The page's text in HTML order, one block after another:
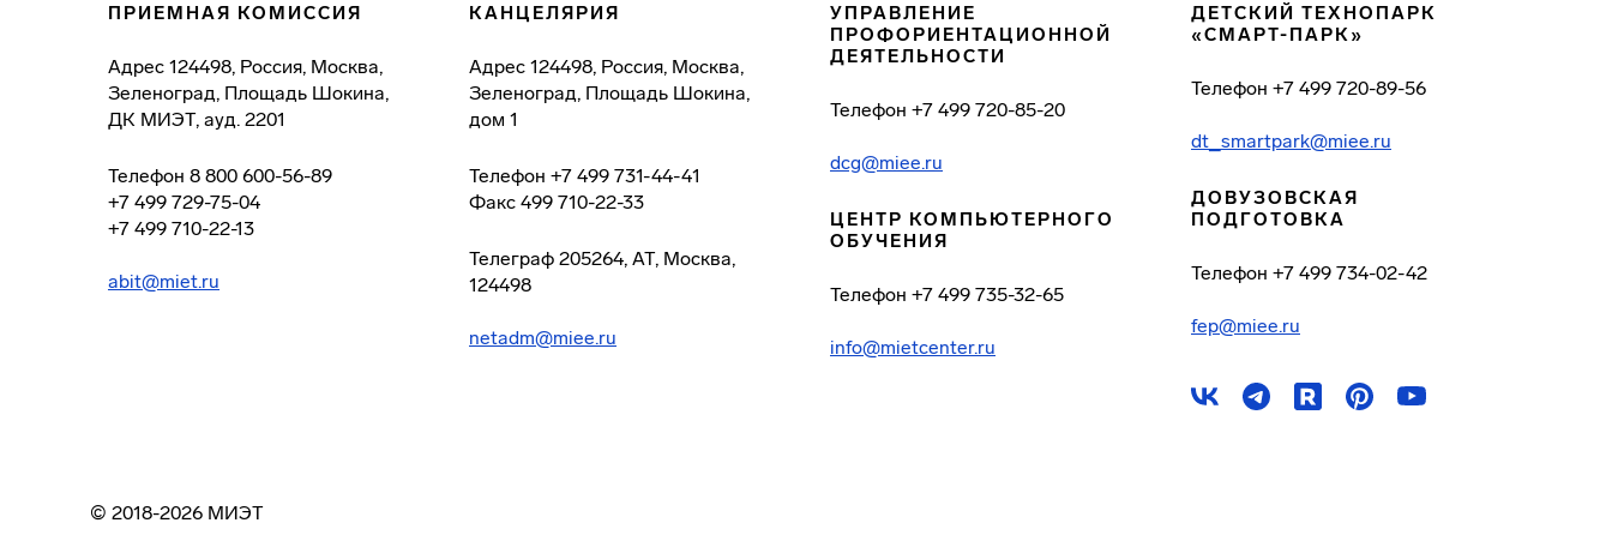
ПРИЕМНАЯ КОМИССИЯ
Адрес 124498, Россия, Москва,
Зеленоград, Площадь Шокина,
ДК МИЭТ, ауд. 2201
Телефон 8 800 600-56-89
+7 499 729-75-04
+7 499 710-22-13
abit@miet.ru
КАНЦЕЛЯРИЯ
Адрес 124498, Россия, Москва,
Зеленоград, Площадь Шокина,
дом 1
Телефон +7 499 731-44-41
Факс 499 710-22-33
Телеграф 205264, АТ, Москва,
124498
netadm@miee.ru
УПРАВЛЕНИЕ
ПРОФОРИЕНТАЦИОННОЙ
ДЕЯТЕЛЬНОСТИ
Телефон +7 499 720-85-20
dcg@miee.ru
ЦЕНТР КОМПЬЮТЕРНОГО
ОБУЧЕНИЯ
Телефон +7 499 735-32-65
info@mietcenter.ru
ДЕТСКИЙ ТЕХНОПАРК
«СМАРТ-ПАРК»
Телефон +7 499 720-89-56
dt_smartpark@miee.ru
ДОВУЗОВСКАЯ
ПОДГОТОВКА
Телефон +7 499 734-02-42
fep@miee.ru
© 2018-2026 МИЭТ